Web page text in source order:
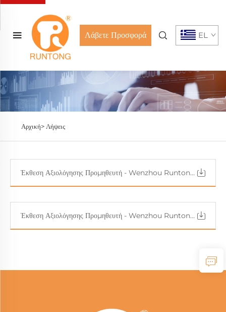
Λάβετε Προσφορά EL
Αρχική> Λήψεις
Έκθεση Αξιολόγησης Προμηθευτή - Wenzhou Runtong Motor Vehicle Parts Co., Ltd.（2）
Έκθεση Αξιολόγησης Προμηθευτή - Wenzhou Runtong Motor Vehicle Parts Co., Ltd.